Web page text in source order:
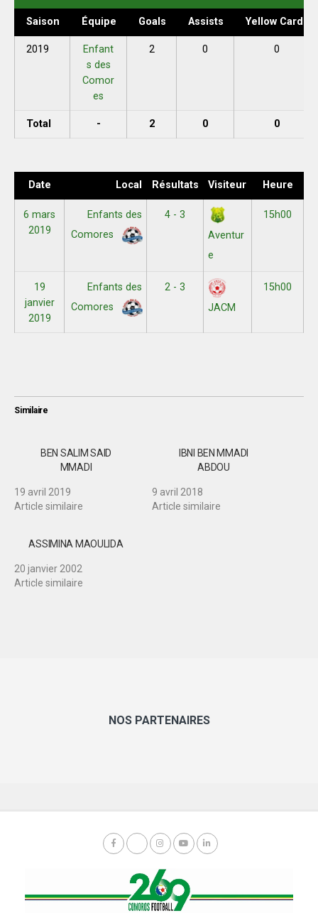
Saison Équipe Goals Assists Yellow Cards
2019
Enfant
s des
Comor
es
2 0 0
Total - 2 0 0
Date Local Résultats Visiteur Heure
6 mars
2019
Enfants des
Comores
4 - 3
Aventur
e
15h00
19
janvier
2019
Enfants des
Comores
2 - 3
JACM
15h00
Similaire
BEN SALIM SAID
MMADI
19 avril 2019
Article similaire
IBNI BEN MMADI
ABDOU
9 avril 2018
Article similaire
ASSIMINA MAOULIDA
20 janvier 2002
Article similaire
NOS PARTENAIRES